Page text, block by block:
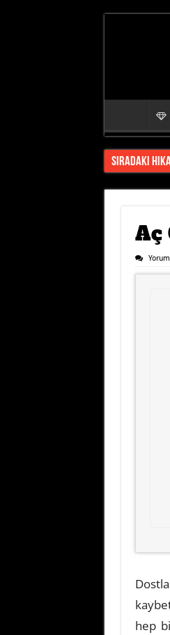
Sıradaki
Aç
hep